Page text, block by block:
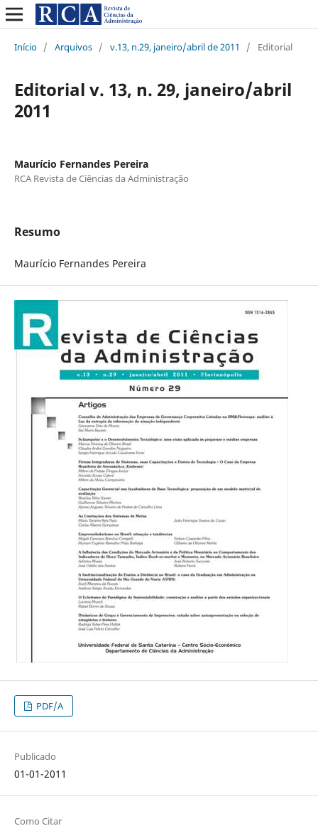
Início / Arquivos / v.13, n.29, janeiro/abril de 2011 / Editorial
Editorial v. 13, n. 29, janeiro/abril
2011
Maurício Fernandes Pereira
RCA Revista de Ciências da Administração
Resumo
Maurício Fernandes Pereira
PDF/A
Publicado
01-01-2011
Como Citar